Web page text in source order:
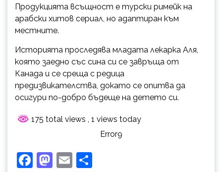
Продукцията всъщност е турски римейк на
арабски хитов сериал, но адаптиран към
местните.
Историята проследява младата лекарка Аля,
която заедно със сина си се завръща от
Канада и се среща с редица
предизвикателства, докато се опитва да
осигури по-добро бъдеще на детето си.
175 total views
, 1 views today
Error9
Facebook
Mastodon
Email